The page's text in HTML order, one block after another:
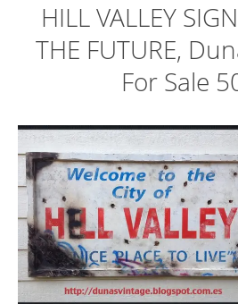
HILL VALLEY
THE FUTURE,
For Sale